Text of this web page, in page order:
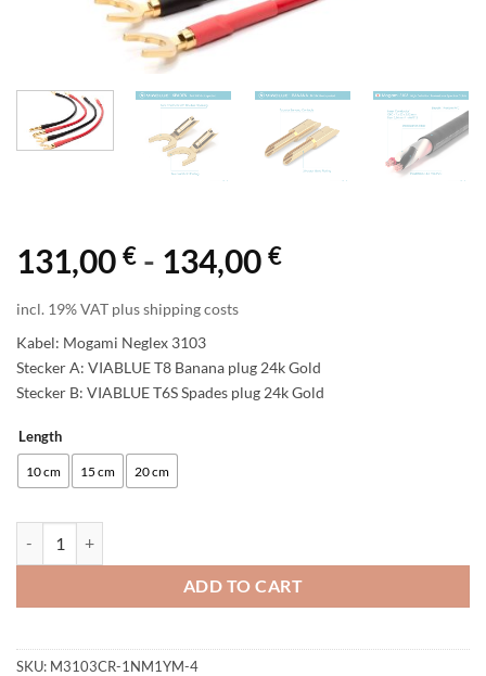
131,00 € - 134,00 €
incl. 19% VAT plus shipping costs
Kabel: Mogami Neglex 3103
Stecker A: VIABLUE T8 Banana plug 24k Gold
Stecker B: VIABLUE T6S Spades plug 24k Gold
Length
10 cm 15 cm 20 cm
ADD TO CART
Alternative:
SKU: M3103CR-1NM1YM-4